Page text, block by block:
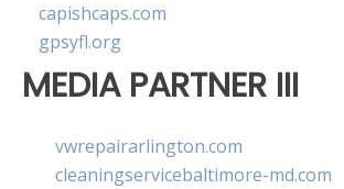
capishcaps.com
gpsyfl.org
MEDIA PARTNER III
vwrepairarlington.com
cleaningservicebaltimore-md.com